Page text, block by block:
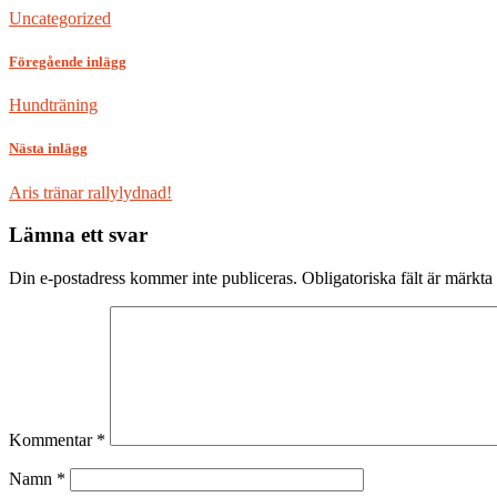
Uncategorized
Föregående inlägg
Hundträning
Nästa inlägg
Aris tränar rallylydnad!
Lämna ett svar
Din e-postadress kommer inte publiceras. Obligatoriska fält är märkta
Kommentar *
Namn *